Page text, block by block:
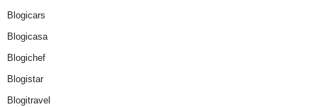
Blogicars
Blogicasa
Blogichef
Blogistar
Blogitravel